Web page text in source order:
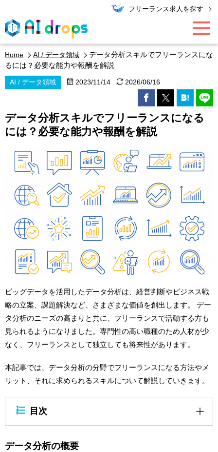
フリーランス求人を探す
AI / データ領域
エンジニア
キャリア
エキスパート・コラム
Home AI / データ領域
データ分析スキルでフリーランスにな
るには？必要な能力や報酬を解説
AI / データ領域 2023/11/14 2026/06/16
データ分析スキルでフリーランスになる
には？必要な能力や報酬を解説
ビッグデータを活用したデータ分析は、経営判断やビジネス戦
略の立案、課題解決など、さまざまな価値を創出します。 デー
タ分析のニーズの高まりと共に、フリーランスで活動する方も
見られるようになりました。専門性の高い職種のため人材が少
なく、フリーランスとして独立しても将来性があります。
本記事では、データ分析の分野でフリーランスになる方法やメ
リット、それに求められるスキルについて解説していきます。
目次
データ分析の概要